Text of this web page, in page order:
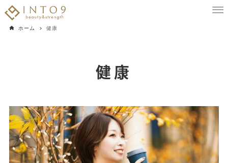
ホーム 健康
健康